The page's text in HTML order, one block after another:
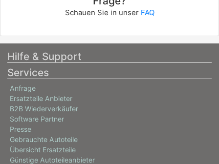
Schauen Sie in unser FAQ
Hilfe & Support
Services
Anfrage
Ersatzteile Anbieter
B2B Wiederverkäufer
Software Partner
Presse
Gebrauchte Autoteile
Übersicht Ersatzteile
Günstige Autoteileanbieter